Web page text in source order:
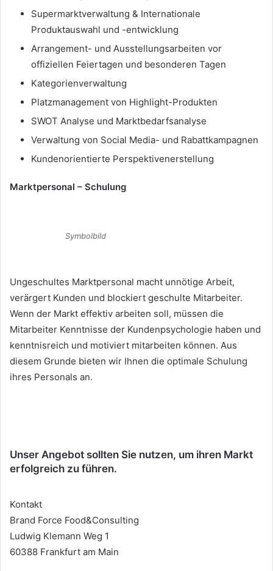
Supermarktverwaltung & Internationale
Produktauswahl und -entwicklung
Arrangement- und Ausstellungsarbeiten vor
offiziellen Feiertagen und besonderen Tagen
Kategorienverwaltung
Platzmanagement von Highlight-Produkten
SWOT Analyse und Marktbedarfsanalyse
Verwaltung von Social Media- und Rabattkampagnen
Kundenorientierte Perspektivenerstellung
Marktpersonal – Schulung
Symbolbild
Ungeschultes Marktpersonal macht unnötige Arbeit,
verärgert Kunden und blockiert geschulte Mitarbeiter.
Wenn der Markt effektiv arbeiten soll, müssen die
Mitarbeiter Kenntnisse der Kundenpsychologie haben und
kenntnisreich und motiviert mitarbeiten können. Aus
diesem Grunde bieten wir Ihnen die optimale Schulung
ihres Personals an.
Unser Angebot sollten Sie nutzen, um ihren Markt
erfolgreich zu führen.
Kontakt
Brand Force Food&Consulting
Ludwig Klemann Weg 1
60388 Frankfurt am Main